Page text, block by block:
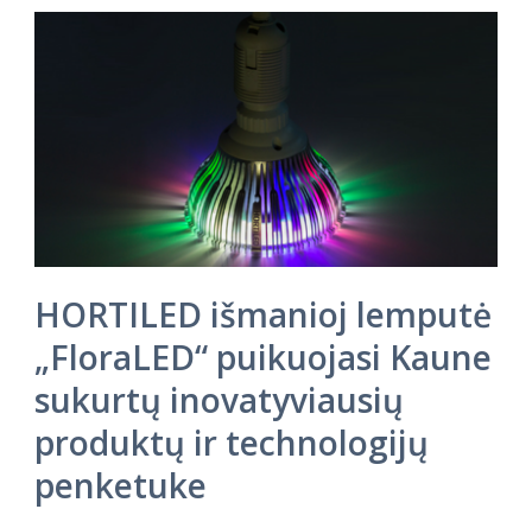
HORTILED išmanioj lemputė
„FloraLED“ puikuojasi Kaune
sukurtų inovatyviausių
produktų ir technologijų
penketuke